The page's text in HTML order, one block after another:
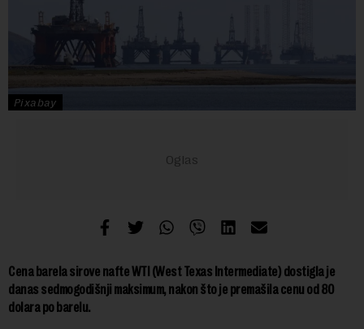
Pixabay
Cena barela sirove nafte WTI (West Texas Intermediate) dostigla je
danas sedmogodišnji maksimum, nakon što je premašila cenu od 80
dolara po barelu.